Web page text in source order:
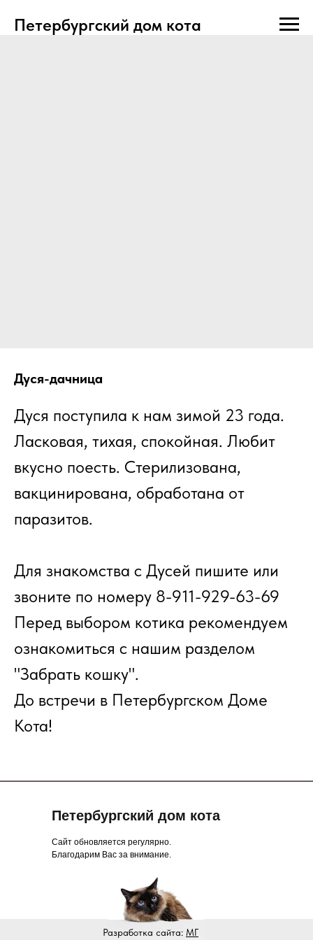
Петербургский дом кота
Дуся-дачница
Дуся поступила к нам зимой 23 года.
Ласковая, тихая, спокойная. Любит
вкусно поесть. Стерилизована,
вакцинирована, обработана от
паразитов.
Для знакомства с Дусей пишите или
звоните по номеру 8-911-929-63-69
Перед выбором котика рекомендуем
ознакомиться с нашим разделом
"Забрать кошку".
До встречи в Петербургском Доме
Кота!
Петербургский дом кота
Сайт обновляется регулярно.
Благодарим Вас за внимание.
Разработка сайта: МГ